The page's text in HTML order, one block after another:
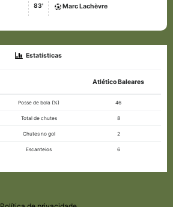
83' Marc Lachèvre
Estatísticas
Atlético Baleares
Posse de bola (%) 46
Total de chutes 8
Chutes no gol 2
Escanteios 6